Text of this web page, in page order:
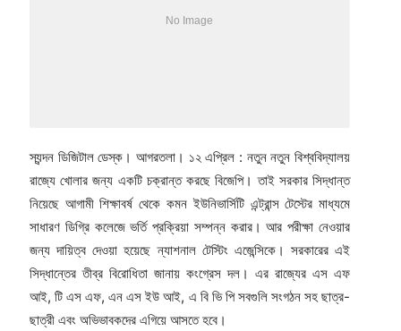
স্যন্দন ডিজিটাল ডেস্ক। আগরতলা। ১২ এপ্রিল : নতুন নতুন বিশ্ববিদ্যালয়
রাজ্যে খোলার জন্য একটি চক্রান্ত করছে বিজেপি। তাই সরকার সিদ্ধান্ত
নিয়েছে আগামী শিক্ষাবর্ষ থেকে কমন ইউনিভার্সিটি এন্ট্রান্স টেস্টের মাধ্যমে
সাধারণ ডিগ্রি কলেজে ভর্তি প্রক্রিয়া সম্পন্ন করার। আর পরীক্ষা নেওয়ার
জন্য দায়িত্ব দেওয়া হয়েছে ন্যাশনাল টেস্টিং এজেন্সিকে। সরকারের এই
সিদ্ধান্তের তীব্র বিরোধিতা জানায় কংগ্রেস দল। এর রাজ্যের এস এফ
আই, টি এস এফ, এন এস ইউ আই, এ বি ভি পি সবগুলি সংগঠন সহ ছাত্র-
ছাত্রী এবং অভিভাবকদের এগিয়ে আসতে হবে।